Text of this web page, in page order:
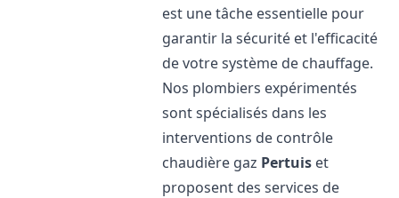
est une tâche essentielle pour
garantir la sécurité et l'efficacité
de votre système de chauffage.
Nos plombiers expérimentés
sont spécialisés dans les
interventions de contrôle
chaudière gaz Pertuis et
proposent des services de